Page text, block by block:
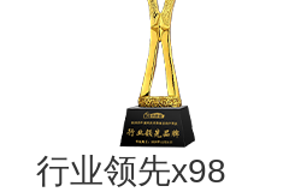
行业领先x98